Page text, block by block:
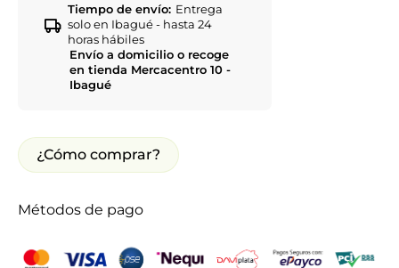
Tiempo de envío: Entrega
solo en Ibagué - hasta 24
horas hábiles
Envío a domicilio o recoge
en tienda Mercacentro 10 -
Ibagué
¿Cómo comprar?
Métodos de pago